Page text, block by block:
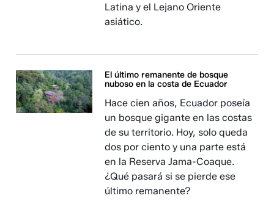
Latina y el Lejano Oriente
asiático.
El último remanente de bosque
nuboso en la costa de Ecuador
Hace cien años, Ecuador poseía
un bosque gigante en las costas
de su territorio. Hoy, solo queda
dos por ciento y una parte está
en la Reserva Jama-Coaque.
¿Qué pasará si se pierde ese
último remanente?